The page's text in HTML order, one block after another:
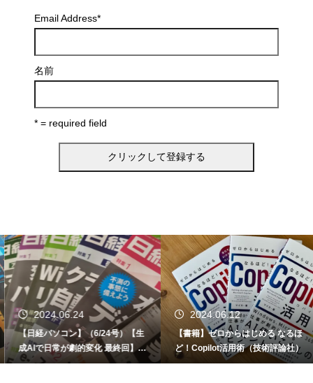
Email Address*
名前
* = required field
2024.06.24
【日経パソコン】（6/24号）【生
成AIで日常が劇的変化 最終回】 A
I時代のアプリケーション／サービ
2024.06.12
【書籍】ゼロからはじめる なるほ
ど！Copilot活用術（技術評論社）